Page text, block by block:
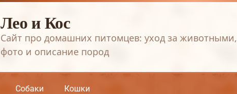
Лео и Кос
Сайт про домашних питомцев: уход за животными,
фото и описание пород
Собаки Кошки